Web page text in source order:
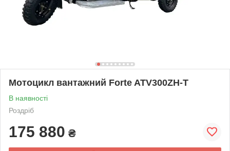
Мотоцикл вантажний Forte ATV300ZH-T
В наявності
Роздріб
175 880 ₴